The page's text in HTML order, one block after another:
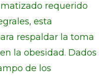
requerido
esta
respaldar la toma
la obesidad. Dados
de los